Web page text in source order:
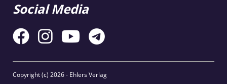
Social Media
Copyright (c) 2026 - Ehlers Verlag